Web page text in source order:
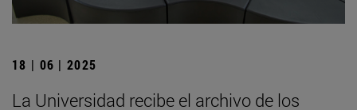
18 | 06 | 2025
La Universidad recibe el archivo de los